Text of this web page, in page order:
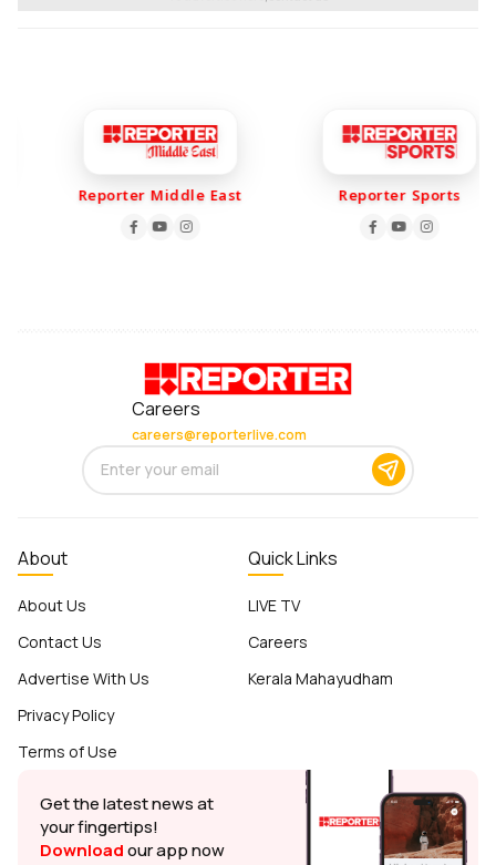
Reporter Middle East Reporter Sports
Careers
careers@reporterlive.com
About
About Us
Contact Us
Advertise With Us
Privacy Policy
Terms of Use
Quick Links
LIVE TV
Careers
Kerala Mahayudham
Get the latest news at
your fingertips!
Downloadour app now